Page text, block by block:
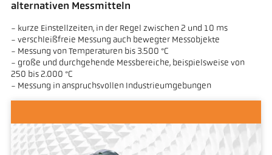
alternativen Messmitteln
- kurze Einstellzeiten, in der Regel zwischen 2 und 10 ms
- verschleißfreie Messung auch bewegter Messobjekte
- Messung von Temperaturen bis 3.500 °C
- große und durchgehende Messbereiche, beispielsweise von
250 bis 2.000 °C
- Messung in anspruchsvollen Industrieumgebungen